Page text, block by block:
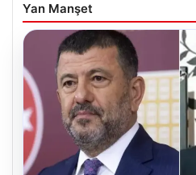
Yan Manşet